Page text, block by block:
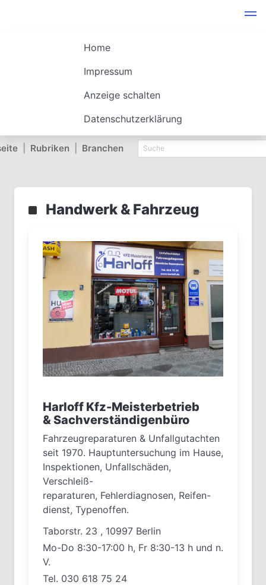
Home
Impressum
Anzeige schalten
Datenschutzerklärung
Rubriken Branchen
Handwerk & Fahrzeug
Harloff Kfz-Meisterbetrieb
& Sachverständigenbüro
Fahrzeugreparaturen & Unfallgutachten
seit 1970. Hauptuntersuchung im Hause,
Inspektionen, Unfallschäden,
Verschleiß-
reparaturen, Fehlerdiagnosen, Reifen-
dienst, Typenoffen.
Taborstr. 23 , 10997 Berlin
Mo-Do 8:30-17:00 h, Fr 8:30-13 h und n.
V.
Tel. 030 618 75 24